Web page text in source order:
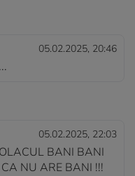
05.02.2025, 20:46
05.02.2025, 22:03
BANI BANI
NU ARE BANI !!!